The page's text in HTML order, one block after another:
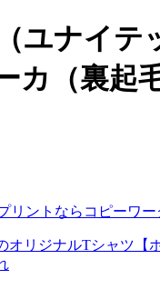
ユナイテ
カ（裏起